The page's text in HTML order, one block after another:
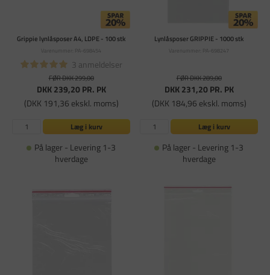
Grippie lynlåsposer A4, LDPE - 100 stk
Varenummer: PA-698454
3 anmeldelser
FØR DKK 299,00
DKK 239,20PR. PK
(DKK 191,36 ekskl. moms)
Læg i kurv
På lager - Levering 1-3
hverdage
Lynlåsposer GRIPPIE - 1000 stk
Varenummer: PA-698247
FØR DKK 289,00
DKK 231,20PR. PK
(DKK 184,96 ekskl. moms)
Læg i kurv
På lager - Levering 1-3
hverdage